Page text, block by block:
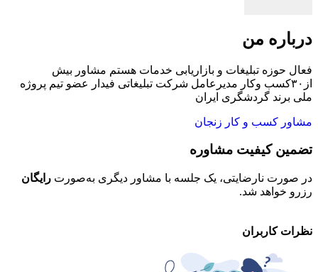
درباره من
فعال حوزه تبلیغات و بازاریابی خدمات هستم مشاور بیش
از۳۰کسب وکار مدیرعامل شرکت تبلیغاتی فیدار عضو تیم پروژه
ملی برند گردشگری ایران
مشاور کسب و کار زنجان
تضمین کیفیت مشاوره
در صورت نارضایتی، یک جلسه با مشاور دیگری به‌صورت رایگان
رزرو خواهد شد.
نظرات کاربران